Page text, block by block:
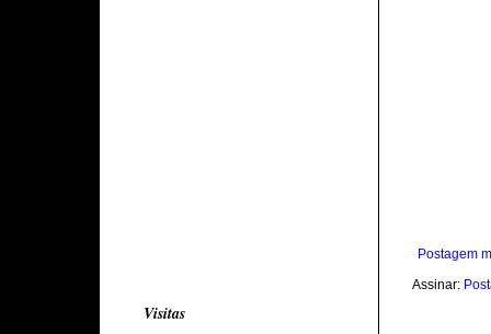
Postagem
Assinar:
Visitas